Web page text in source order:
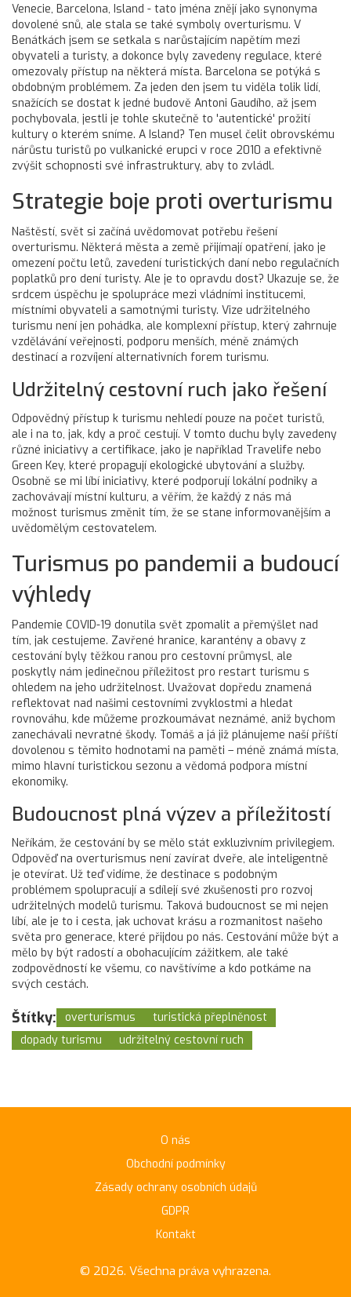
Venecie, Barcelona, Island - tato jména znějí jako synonyma
dovolené snů, ale stala se také symboly overturismu. V
Benátkách jsem se setkala s narůstajícím napětím mezi
obyvateli a turisty, a dokonce byly zavedeny regulace, které
omezovaly přístup na některá místa. Barcelona se potýká s
obdobným problémem. Za jeden den jsem tu viděla tolik lidí,
snažících se dostat k jedné budově Antoni Gaudího, až jsem
pochybovala, jestli je tohle skutečně to 'autentické' prožití
kultury o kterém sníme. A Island? Ten musel čelit obrovskému
nárůstu turistů po vulkanické erupci v roce 2010 a efektivně
zvýšit schopnosti své infrastruktury, aby to zvládl.
Strategie boje proti overturismu
Naštěstí, svět si začíná uvědomovat potřebu řešení
overturismu. Některá města a země přijímají opatření, jako je
omezení počtu letů, zavedení turistických daní nebo regulačních
poplatků pro dení turisty. Ale je to opravdu dost? Ukazuje se, že
srdcem úspěchu je spolupráce mezi vládními institucemi,
místními obyvateli a samotnými turisty. Vize udržitelného
turismu není jen pohádka, ale komplexní přístup, který zahrnuje
vzdělávání veřejnosti, podporu menších, méně známých
destinací a rozvíjení alternativních forem turismu.
Udržitelný cestovní ruch jako řešení
Odpovědný přístup k turismu nehledí pouze na počet turistů,
ale i na to, jak, kdy a proč cestují. V tomto duchu byly zavedeny
různé iniciativy a certifikace, jako je například Travelife nebo
Green Key, které propagují ekologické ubytování a služby.
Osobně se mi líbí iniciativy, které podporují lokální podniky a
zachovávají místní kulturu, a věřím, že každý z nás má
možnost turismus změnit tím, že se stane informovanějším a
uvědomělým cestovatelem.
Turismus po pandemii a budoucí
výhledy
Pandemie COVID-19 donutila svět zpomalit a přemýšlet nad
tím, jak cestujeme. Zavřené hranice, karantény a obavy z
cestování byly těžkou ranou pro cestovní průmysl, ale
poskytly nám jedinečnou příležitost pro restart turismu s
ohledem na jeho udržitelnost. Uvažovat dopředu znamená
reflektovat nad našimi cestovními zvyklostmi a hledat
rovnováhu, kde můžeme prozkoumávat neznámé, aniž bychom
zanechávali nevratné škody. Tomáš a já již plánujeme naší příští
dovolenou s těmito hodnotami na paměti – méně známá místa,
mimo hlavní turistickou sezonu a vědomá podpora místní
ekonomiky.
Budoucnost plná výzev a příležitostí
Neříkám, že cestování by se mělo stát exkluzivním privilegiem.
Odpověď na overturismus není zavírat dveře, ale inteligentně
je otevírat. Už teď vidíme, že destinace s podobným
problémem spolupracují a sdílejí své zkušenosti pro rozvoj
udržitelných modelů turismu. Taková budoucnost se mi nejen
líbí, ale je to i cesta, jak uchovat krásu a rozmanitost našeho
světa pro generace, které přijdou po nás. Cestování může být a
mělo by být radostí a obohacujícím zážitkem, ale také
zodpovědností ke všemu, co navštívíme a kdo potkáme na
svých cestách.
Štítky: overturismus
turistická přeplněnost
dopady turismu
udržitelný cestovní ruch
O nás
Obchodní podmínky
Zásady ochrany osobních údajů
GDPR
Kontakt
© 2026. Všechna práva vyhrazena.